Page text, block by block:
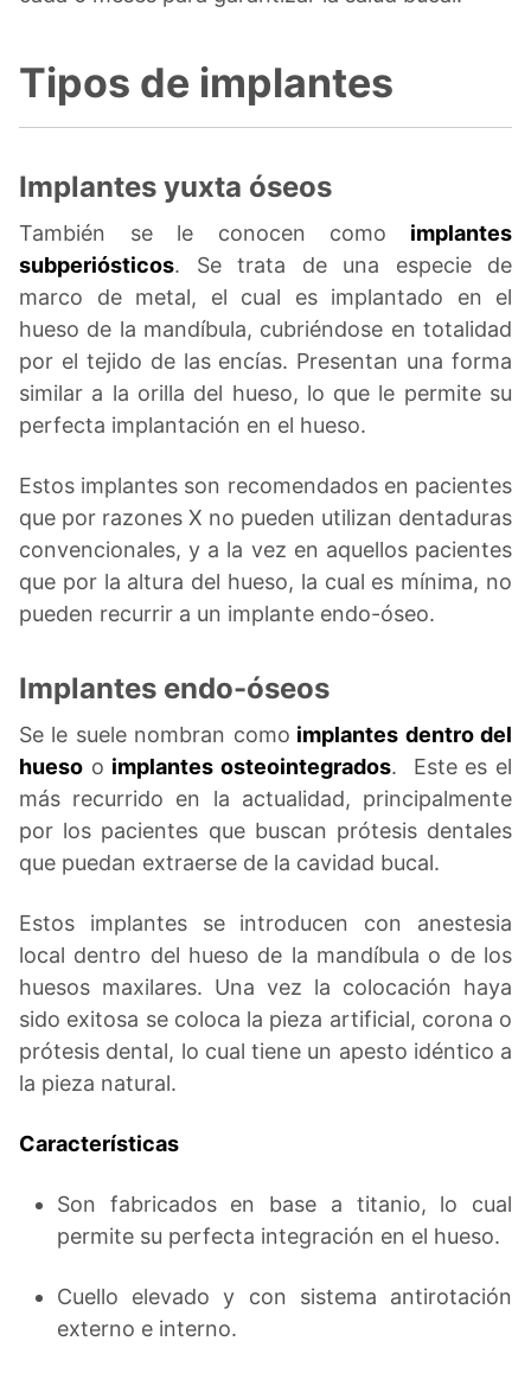
Tipos de implantes
Implantes yuxta óseos
También se le conocen como implantes
subperiósticos. Se trata de una especie de
marco de metal, el cual es implantado en el
hueso de la mandíbula, cubriéndose en totalidad
por el tejido de las encías. Presentan una forma
similar a la orilla del hueso, lo que le permite su
perfecta implantación en el hueso.
Estos implantes son recomendados en pacientes
que por razones X no pueden utilizan dentaduras
convencionales, y a la vez en aquellos pacientes
que por la altura del hueso, la cual es mínima, no
pueden recurrir a un implante endo-óseo.
Implantes endo-óseos
Se le suele nombran como implantes dentro del
hueso o implantes osteointegrados. Este es el
más recurrido en la actualidad, principalmente
por los pacientes que buscan prótesis dentales
que puedan extraerse de la cavidad bucal.
Estos implantes se introducen con anestesia
local dentro del hueso de la mandíbula o de los
huesos maxilares. Una vez la colocación haya
sido exitosa se coloca la pieza artificial, corona o
prótesis dental, lo cual tiene un apesto idéntico a
la pieza natural.
Características
Son fabricados en base a titanio, lo cual
permite su perfecta integración en el hueso.
Cuello elevado y con sistema antirotación
externo e interno.